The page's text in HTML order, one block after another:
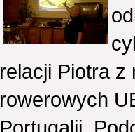
relacji Piotra z
rowerowych